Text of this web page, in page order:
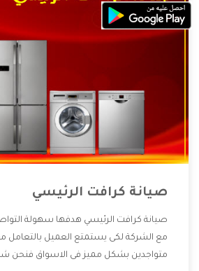
صيانة كرافت الرئيسي
صيانة كرافت الرئيسي هدفها سهولة
مع الشركة لكى يستمتع العميل بالتعامل
متواجدين بشكل مميز فى الاسواق فنحن